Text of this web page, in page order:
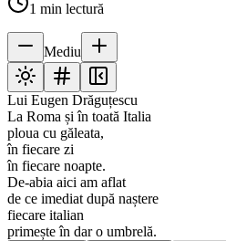
1 min lectură
Mediu
Lui Eugen Drăguțescu
La Roma și în toată Italia
ploua cu găleata,
în fiecare zi
în fiecare noapte.
De-abia aici am aflat
de ce imediat după naștere
fiecare italian
primește în dar o umbrelă.